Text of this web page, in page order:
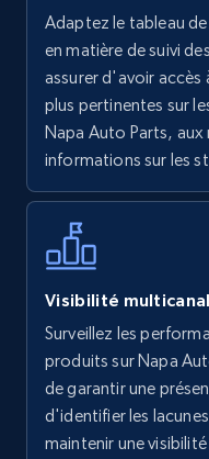
URL, Final price,
Specifications,
more.
5.6K+
Walmart -
using specific
URL, Final price, Sku,
more.
5.6K+
Adaptez le tableau
en matière de suivi
assurer d'avoir
plus pertinentes sur
Napa Auto Parts, aux
informations sur les
Visibilité multicanal
Surveillez les
produits sur Napa
de garantir une
d'identifier les
maintenir une